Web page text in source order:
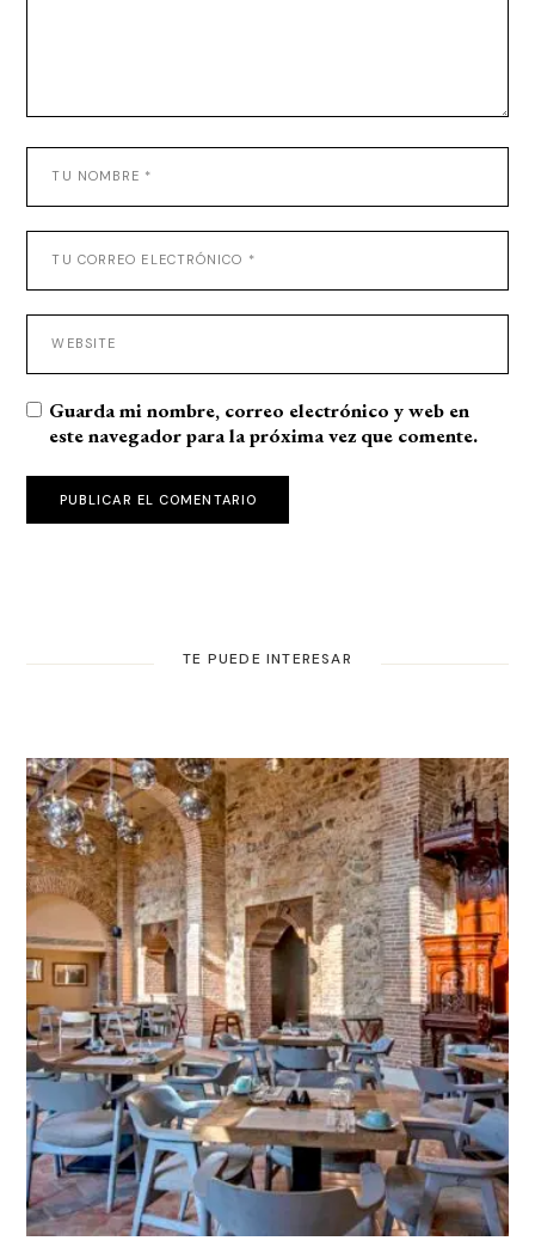
Guarda mi nombre, correo electrónico y web en
este navegador para la próxima vez que comente.
PUBLICAR EL COMENTARIO
TE PUEDE INTERESAR